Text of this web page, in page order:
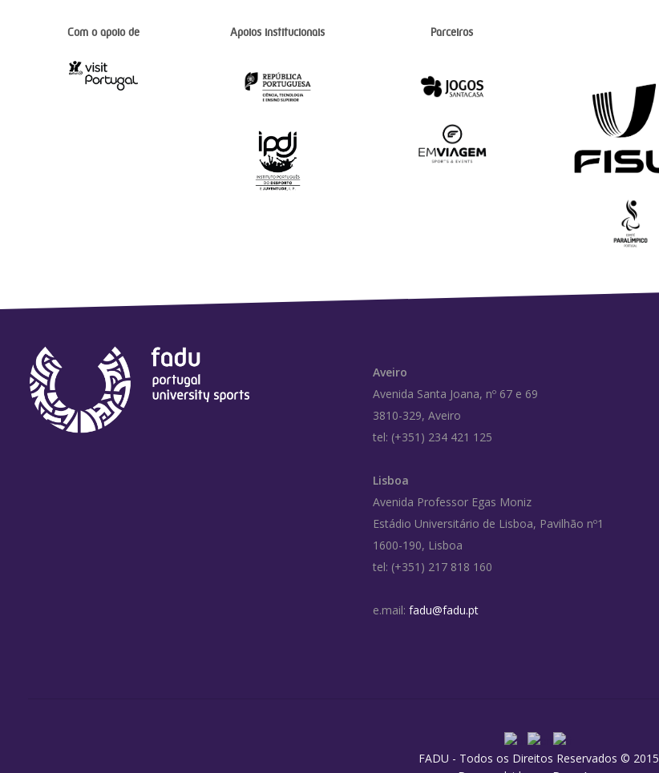
Com o apoio de Apoios institucionais Parceiros
Aveiro
Avenida Santa Joana, nº 67 e 69
3810-329, Aveiro
tel: (+351) 234 421 125
Lisboa
Avenida Professor Egas Moniz
Estádio Universitário de Lisboa, Pavilhão nº1
1600-190, Lisboa
tel: (+351) 217 818 160
e.mail: fadu@fadu.pt
FADU - Todos os Direitos Reservados © 2015